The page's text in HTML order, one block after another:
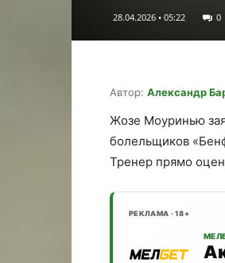
28.04.2026 • 05:22 0
Автор: Александр
Жозе Моуринью
болельщиков
Тренер прямо
РЕКЛАМА · 18+